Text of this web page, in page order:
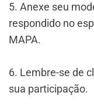
5. Anexe seu
respondido no
MAPA.
6. Lembre-se de
sua participação.